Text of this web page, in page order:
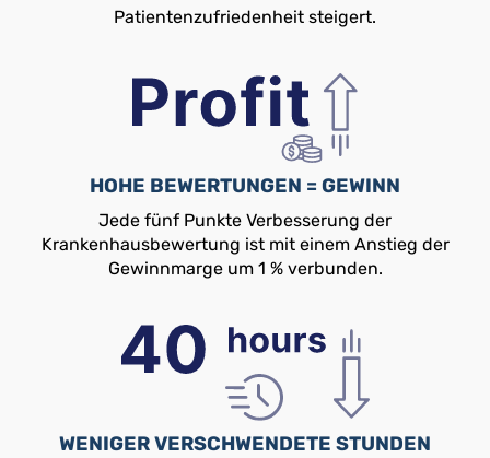
Patientenzufriedenheit steigert.
HOHE BEWERTUNGEN = GEWINN
Jede fünf Punkte Verbesserung der
Krankenhausbewertung ist mit einem Anstieg der
Gewinnmarge um 1 % verbunden.
WENIGER VERSCHWENDETE STUNDEN